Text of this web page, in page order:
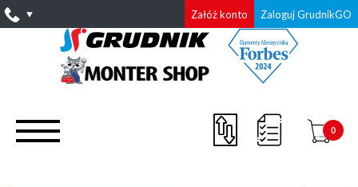
Załóż konto Zaloguj GrudnikGO
0